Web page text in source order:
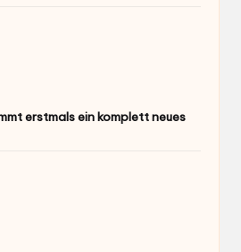
erstmals ein komplett neues